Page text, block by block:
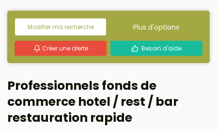
Rejoindre le groupement
Estimation
Modifier ma recherche Plus d'options
Créer une alerte Besoin d'aide
Professionnels fonds de
commerce hotel / rest / bar
restauration rapide